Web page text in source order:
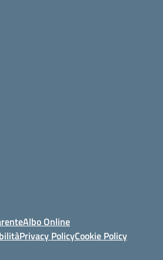
Albo Online
Privacy PolicyCookie Policy